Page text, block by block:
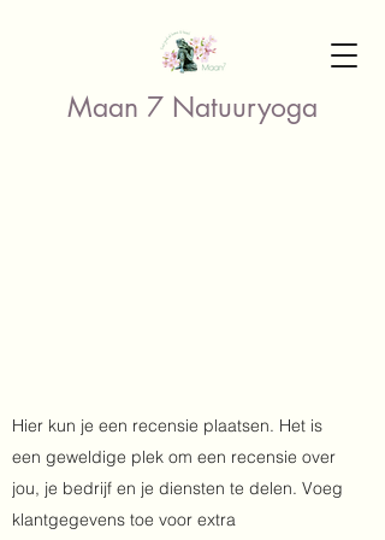
Maan 7 Natuuryoga
Hier kun je een recensie plaatsen. Het is
een geweldige plek om een recensie over
jou, je bedrijf en je diensten te delen. Voeg
klantgegevens toe voor extra